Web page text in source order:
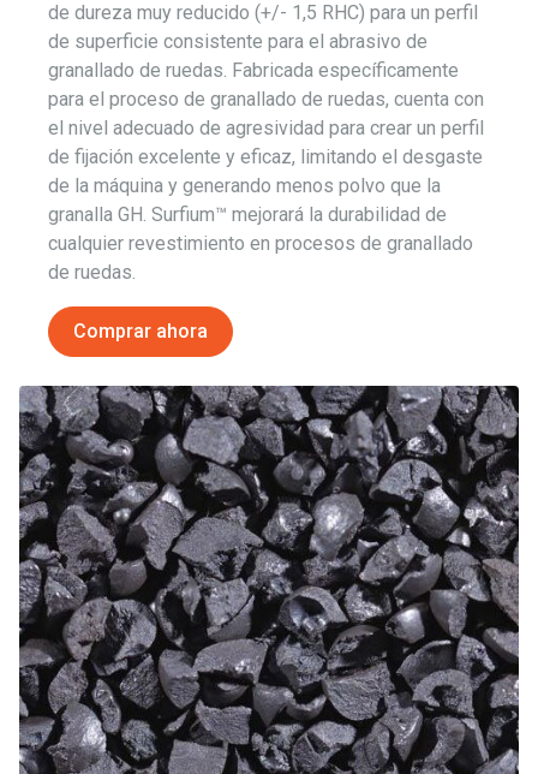
de dureza muy reducido (+/- 1,5 RHC) para un perfil
de superficie consistente para el abrasivo de
granallado de ruedas. Fabricada específicamente
para el proceso de granallado de ruedas, cuenta con
el nivel adecuado de agresividad para crear un perfil
de fijación excelente y eficaz, limitando el desgaste
de la máquina y generando menos polvo que la
granalla GH. Surfium™ mejorará la durabilidad de
cualquier revestimiento en procesos de granallado
de ruedas.
Comprar ahora